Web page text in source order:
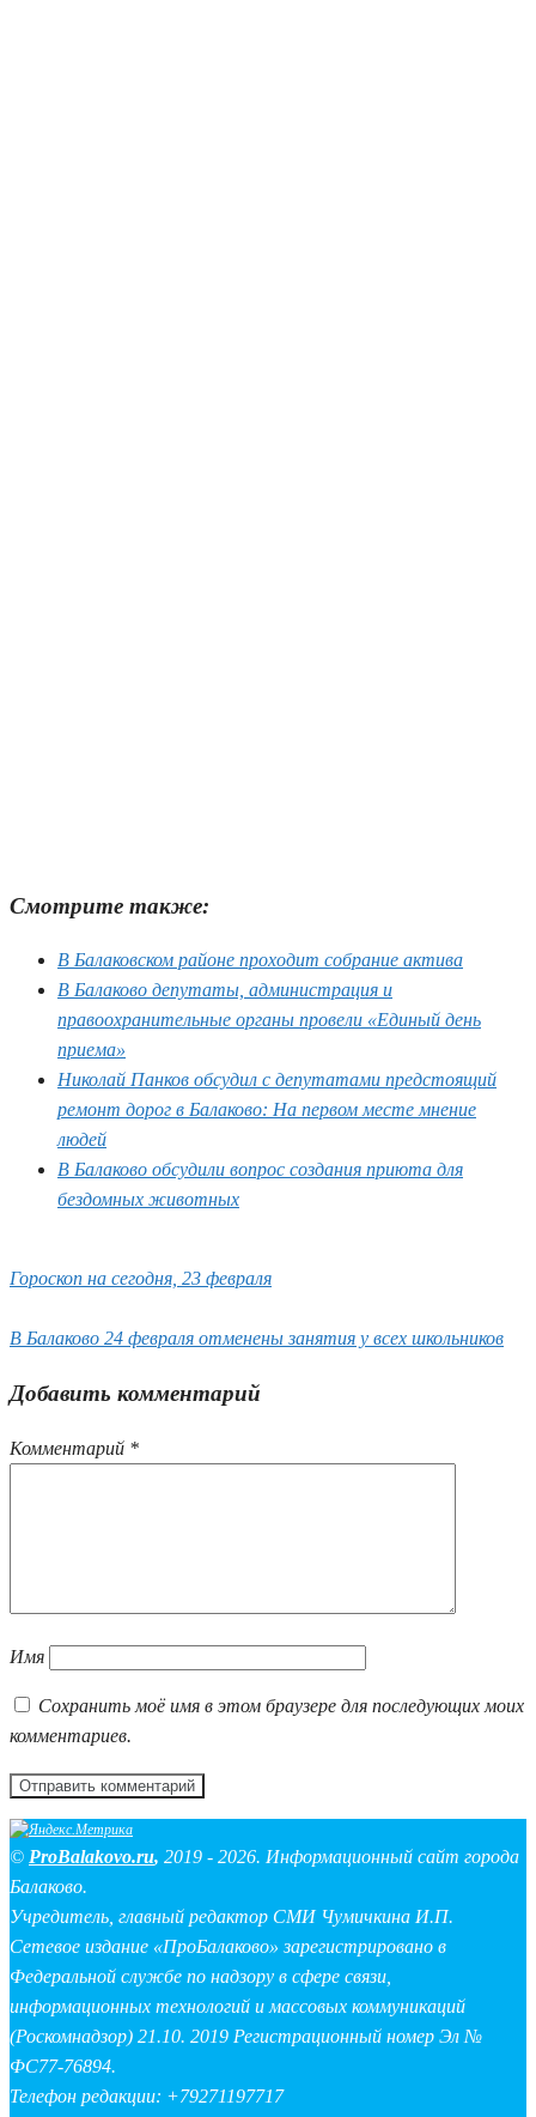
Смотрите также:
В Балаковском районе проходит собрание актива
В Балаково депутаты, администрация и
правоохранительные органы провели «Единый день
приема»
Николай Панков обсудил с депутатами предстоящий
ремонт дорог в Балаково: На первом месте мнение
людей
В Балаково обсудили вопрос создания приюта для
бездомных животных
Гороскоп на сегодня, 23 февраля
В Балаково 24 февраля отменены занятия у всех школьников
Добавить комментарий
Комментарий *
Имя
Сохранить моё имя в этом браузере для последующих моих
комментариев.
© ProBalakovo.ru, 2019 - 2026. Информационный сайт города
Балаково.
Учредитель, главный редактор СМИ Чумичкина И.П.
Сетевое издание «ПроБалаково» зарегистрировано в
Федеральной службе по надзору в сфере связи,
информационных технологий и массовых коммуникаций
(Роскомнадзор) 21.10. 2019 Регистрационный номер Эл №
ФС77-76894.
Телефон редакции: +79271197717